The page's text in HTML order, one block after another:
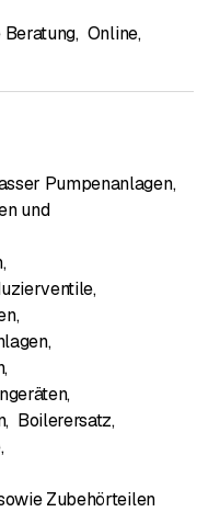
Beratung, Online,
Pumpenanlagen,
und
,
,
,
,
,
,
, Boilerersatz,
,
Zubehörteilen